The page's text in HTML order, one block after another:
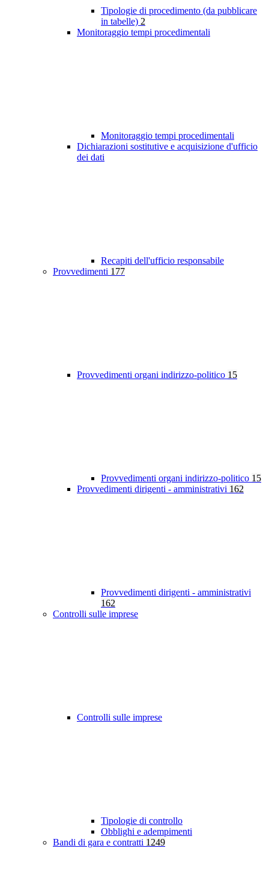
Tipologie di procedimento (da pubblicare
in tabelle) 2
Monitoraggio tempi procedimentali
Monitoraggio tempi procedimentali
Dichiarazioni sostitutive e acquisizione d'ufficio
dei dati
Recapiti dell'ufficio responsabile
Provvedimenti 177
Provvedimenti organi indirizzo-politico 15
Provvedimenti organi indirizzo-politico 15
Provvedimenti dirigenti - amministrativi 162
Provvedimenti dirigenti - amministrativi
162
Controlli sulle imprese
Controlli sulle imprese
Tipologie di controllo
Obblighi e adempimenti
Bandi di gara e contratti 1249